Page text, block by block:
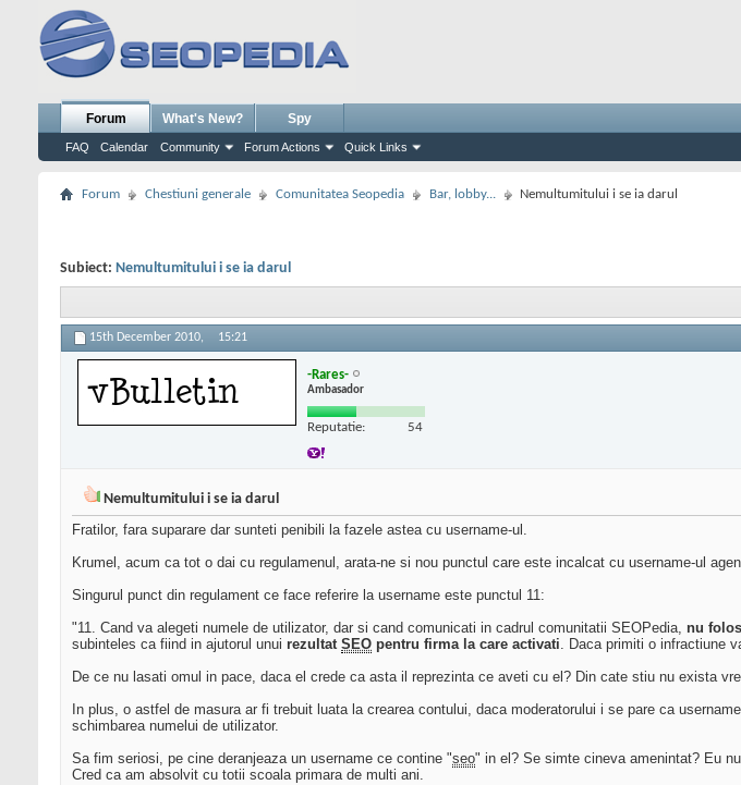
Forum
FAQ Calendar Community Forum Actions Quick Links
What's New? Spy
Forum Chestiuni generale Comunitatea Seopedia Bar, lobby... Nemultumitului i se ia darul
Subiect: Nemultumitului i se ia darul
15th December 2010, 15:21
-Rares-
Ambasador
Reputatie: 54
Nemultumitului i se ia darul
Fratilor, fara suparare dar sunteti penibili la fazele astea cu username-ul.
Krumel, acum ca tot o dai cu regulamenul, arata-ne si nou punctul care este incalcat cu username-ul
Singurul punct din regulament ce face referire la username este punctul 11:
"11. Cand va alegeti numele de utilizator, dar si cand comunicati in cadrul comunitatii SEOPedia, nu
subinteles ca fiind in ajutorul unui rezultat SEO pentru firma la care activati. Daca primiti o infractiune
De ce nu lasati omul in pace, daca el crede ca asta il reprezinta ce aveti cu el? Din cate stiu nu exista
In plus, o astfel de masura ar fi trebuit luata la crearea contului, daca moderatorului i se pare ca
schimbarea numelui de utilizator.
Sa fim seriosi, pe cine deranjeaza un username ce contine "seo" in el? Se simte cineva amenintat? Eu
Cred ca am absolvit cu totii scoala primara de multi ani.